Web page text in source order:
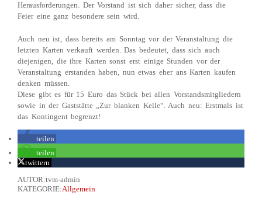
Herausforderungen. Der Vorstand ist sich daher sicher, dass die
Feier eine ganz besondere sein wird.
Auch neu ist, dass bereits am Sonntag vor der Veranstaltung die
letzten Karten verkauft werden. Das bedeutet, dass sich auch
diejenigen, die ihre Karten sonst erst einige Stunden vor der
Veranstaltung erstanden haben, nun etwas eher ans Karten kaufen
denken müssen.
Diese gibt es für 15 Euro das Stück bei allen Vorstandsmitgliedern
sowie in der Gaststätte „Zur blanken Kelle“. Auch neu: Erstmals ist
das Kontingent begrenzt!
teilen
teilen
twittern
AUTOR:tvm-admin
KATEGORIE:Allgemein